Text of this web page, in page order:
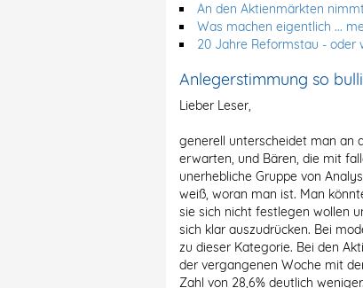
An den Aktienmärkten
Was machen eigentlich ...
20 Jahre Reformstau - oder
Anlegerstimmung so
Lieber Leser,
generell unterscheidet man an
erwarten, und Bären, die mit
unerhebliche Gruppe von
weiß, woran man ist. Man
sie sich nicht festlegen wollen
sich klar auszudrücken. Bei
zu dieser Kategorie. Bei den
der vergangenen Woche mit
Zahl von 28,6% deutlich weniger.